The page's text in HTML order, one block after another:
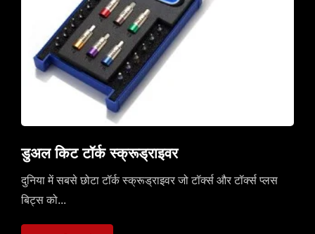
डुअल किट टॉर्क स्क्रूड्राइवर
दुनिया में सबसे छोटा टॉर्क स्क्रूड्राइवर जो टॉर्क्स और टॉर्क्स प्लस
बिट्स को...